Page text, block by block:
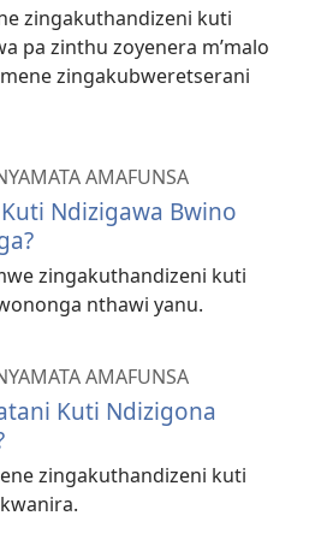
zingakuthandizeni kuti
pa zinthu zoyenera m’malo
zingakubweretserani
AMAFUNSA
Ndizigawa Bwino
zingakuthandizeni kuti
nthawi yanu.
AMAFUNSA
Kuti Ndizigona
zingakuthandizeni kuti